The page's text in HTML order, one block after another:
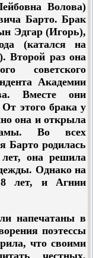
Волова)
Барто. Брак
Эдгар (Игорь),
(катался на
Второй раз она
советского
Академии
Вместе они
этого брака у
она и открыла
Во всех
Барто родилась
она решила
Однако на
лет, и Агнии
напечатаны в
поэтессы
что своими
честных,